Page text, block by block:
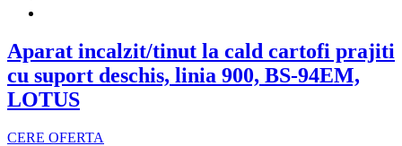
Aparat incalzit/tinut la cald cartofi prajiti
cu suport deschis, linia 900, BS-94EM,
LOTUS
CERE OFERTA